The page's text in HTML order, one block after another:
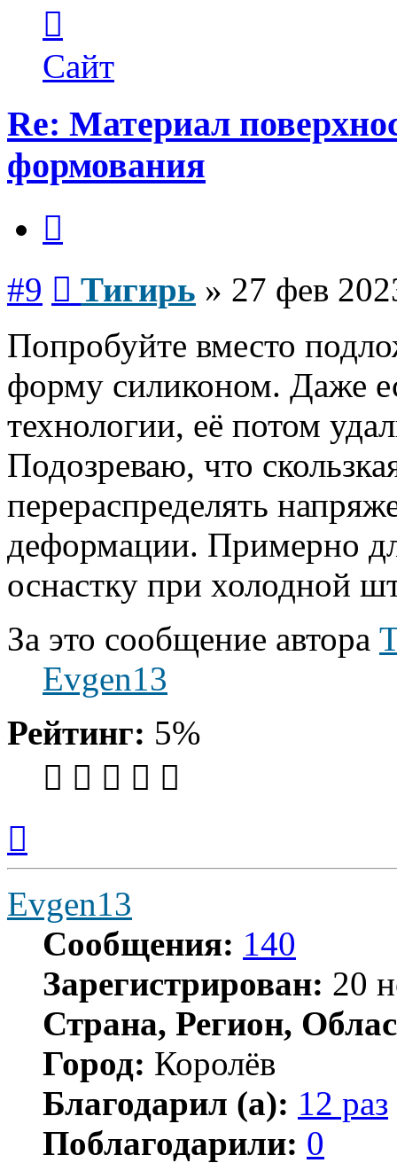
пользователя
Тигирь
Сайт
Re: Материал
формования
#9 Тигирь » 27 фев
Попробуйте вместо
форму силиконом. Даже
технологии, её потом
Подозреваю, что
перераспределять
деформации. Примерно
оснастку при холодной
За это сообщение автора
Evgen13
Рейтинг: 5%
началу
Evgen13
Сообщения: 140
Зарегистрирован: 20
Страна, Регион,
Город: Королёв
Благодарил (а): 12 раз
Поблагодарили: 0